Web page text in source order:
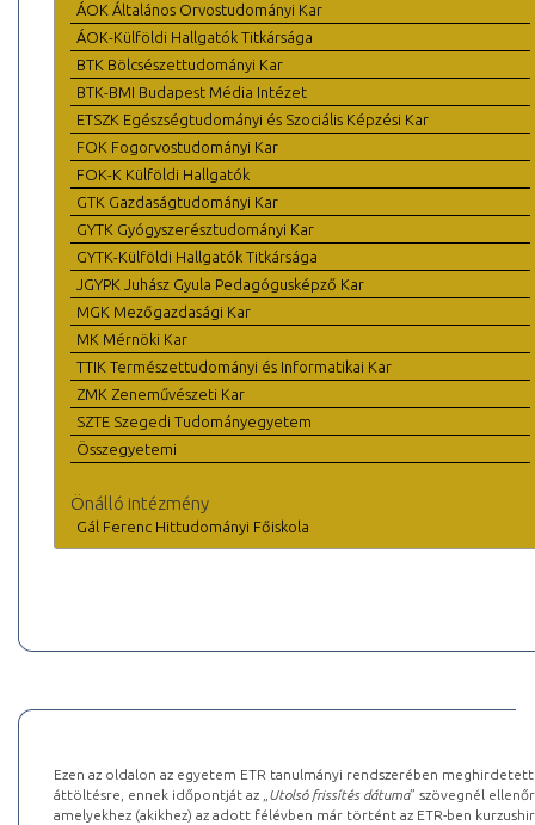
ÁOK Általános Orvostudományi Kar
ÁOK-Külföldi Hallgatók Titkársága
BTK Bölcsészettudományi Kar
BTK-BMI Budapest Média Intézet
ETSZK Egészségtudományi és Szociális Képzési Kar
FOK Fogorvostudományi Kar
FOK-K Külföldi Hallgatók
GTK Gazdaságtudományi Kar
GYTK Gyógyszerésztudományi Kar
GYTK-Külföldi Hallgatók Titkársága
JGYPK Juhász Gyula Pedagógusképző Kar
MGK Mezőgazdasági Kar
MK Mérnöki Kar
TTIK Természettudományi és Informatikai Kar
ZMK Zeneművészeti Kar
SZTE Szegedi Tudományegyetem
Összegyetemi
Önálló intézmény
Gál Ferenc Hittudományi Főiskola
Ezen az oldalon az egyetem ETR tanulmányi rendszerében
áttöltésre, ennek időpontját az „ Utolsó frissítés dátuma” szövegnél
amelyekhez (akikhez) az adott félévben már történt az ETR-ben